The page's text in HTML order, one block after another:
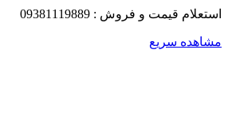
استعلام قیمت و فروش : 09381119889
مشاهده سریع